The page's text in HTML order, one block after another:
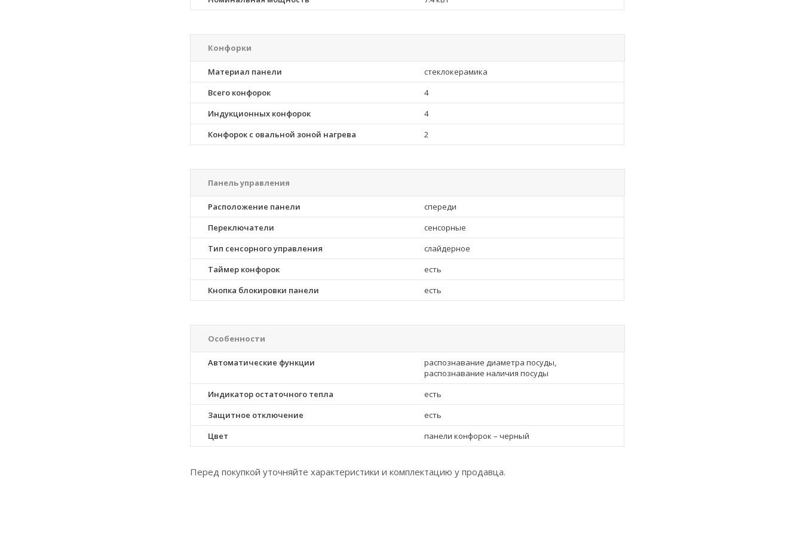
Конфорки
Материал панели
стеклокерамика
Всего конфорок
4
Индукционных конфорок
4
Конфорок с овальной зоной нагрева
2
Панель управления
Расположение панели
спереди
Переключатели
сенсорные
Тип сенсорного управления
слайдерное
Таймер конфорок
есть
Кнопка блокировки панели
есть
Особенности
Автоматические функции
распознавание диаметра посуды,
распознавание наличия посуды
Индикатор остаточного тепла
есть
Защитное отключение
есть
Цвет
панели конфорок – черный
Перед покупкой уточняйте характеристики и комплектацию у продавца.